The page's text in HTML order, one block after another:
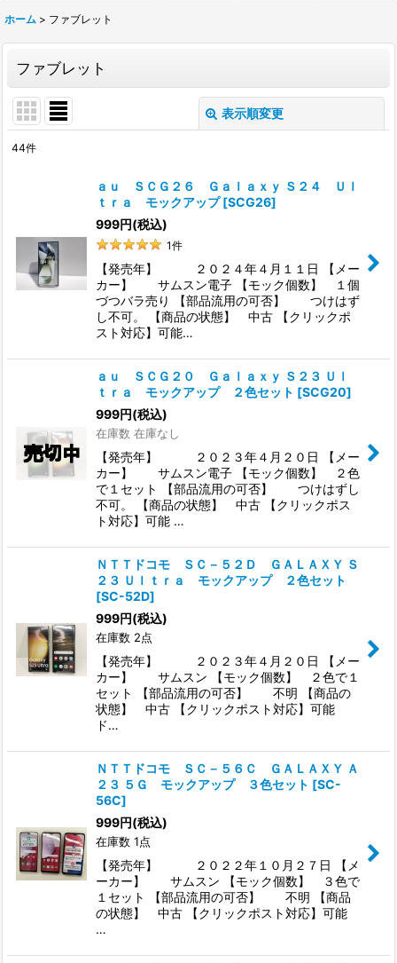
ホーム > ファブレット
ファブレット
表示順変更
44件
ａｕ ＳＣＧ２６ Ｇａｌａｘｙ Ｓ２４ Ｕｌ
ｔｒａ モックアップ [SCG26]
999円(税込)
1件
【発売年】 ２０２４年４月１１日 【メー
カー】 サムスン電子 【モック個数】 １個
づつバラ売り 【部品流用の可否】 つけはず
し不可。 【商品の状態】 中古 【クリックポ
スト対応】可能…
ａｕ ＳＣＧ２０ Ｇａｌａｘｙ Ｓ２３ Ｕｌ
ｔｒａ モックアップ ２色セット [SCG20]
999円(税込)
在庫数 在庫なし
【発売年】 ２０２３年４月２０日 【メー
カー】 サムスン電子 【モック個数】 ２色
で１セット 【部品流用の可否】 つけはずし
不可。 【商品の状態】 中古 【クリックポス
ト対応】可能 …
ＮＴＴドコモ ＳＣ－５２Ｄ ＧＡＬＡＸＹ Ｓ
２３ Ｕｌｔｒａ モックアップ ２色セット
[SC-52D]
999円(税込)
在庫数 2点
【発売年】 ２０２３年４月２０日 【メー
カー】 サムスン 【モック個数】 ２色で１
セット 【部品流用の可否】 不明 【商品の
状態】 中古 【クリックポスト対応】可能
ド…
ＮＴＴドコモ ＳＣ－５６Ｃ ＧＡＬＡＸＹ Ａ
２３ ５Ｇ モックアップ ３色セット [SC-
56C]
999円(税込)
在庫数 1点
【発売年】 ２０２２年１０月２７日 【メ
ーカー】 サムスン 【モック個数】 ３色で
１セット 【部品流用の可否】 不明 【商品
の状態】 中古 【クリックポスト対応】可能
…